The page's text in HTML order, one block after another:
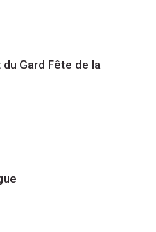
Gard Fête de la